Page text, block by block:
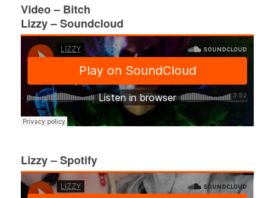
Video – Bitch
Lizzy – Soundcloud
Lizzy – Spotify